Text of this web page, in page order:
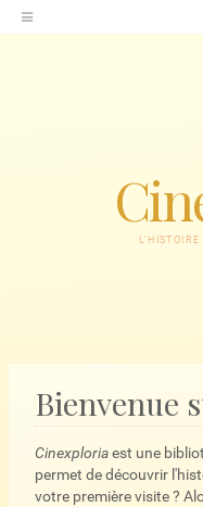
Accéder
au
Bienvenue
Cinexploriaest une
permet de découvrir
votre première visite ?